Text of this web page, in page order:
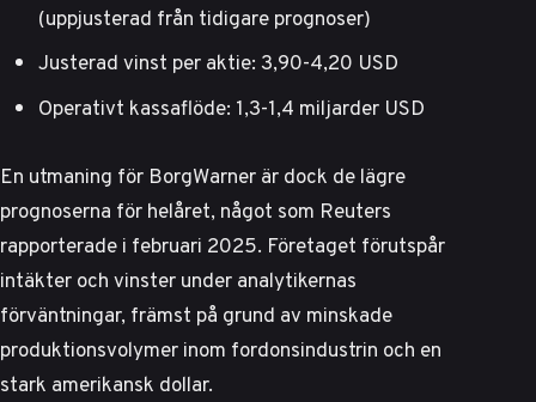
(uppjusterad från tidigare prognoser)
Justerad vinst per aktie: 3,90-4,20 USD
Operativt kassaflöde: 1,3-1,4 miljarder USD
En utmaning för BorgWarner är dock de lägre
prognoserna för helåret, något som Reuters
rapporterade i februari 2025. Företaget förutspår
intäkter och vinster under analytikernas
förväntningar, främst på grund av minskade
produktionsvolymer inom fordonsindustrin och en
stark amerikansk dollar.